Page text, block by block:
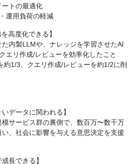
ートの最適化
運用負荷の軽減
高度化できる】
内製LLMや、ナレッジを学習させたAI
エリ作成/レビューを効率化したこと
約1/3、クエリ作成/レビューを約1/2に削
データに関われる】
サービス群の裏側で、数百万〜数千万
、社会に影響を与える意思決定を支援
長できる】